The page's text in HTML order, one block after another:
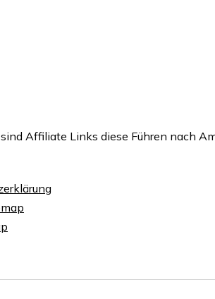
Affiliate Links diese Führen nach